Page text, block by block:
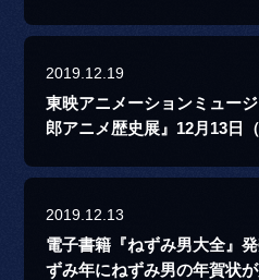
2019.12.19
東映アニメーションミュー
郎アニメ歴史展』12月13日
2019.12.13
電子書籍『ねずみ男大全』
ずみ年にねずみ男の年賀状